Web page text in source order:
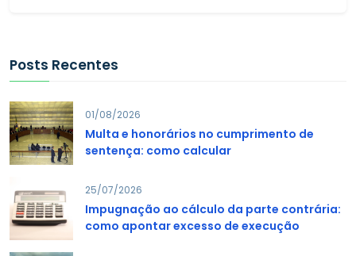
Posts Recentes
01/08/2026
Multa e honorários no cumprimento de
sentença: como calcular
25/07/2026
Impugnação ao cálculo da parte contrária:
como apontar excesso de execução